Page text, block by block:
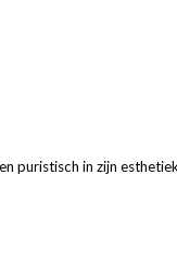
puristisch in zijn